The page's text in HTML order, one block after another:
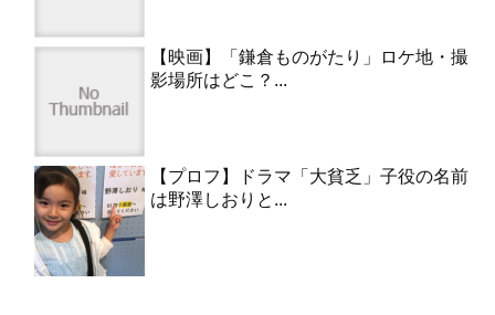
【映画】「鎌倉ものがたり」ロケ地・撮
影場所はどこ？...
【プロフ】ドラマ「大貧乏」子役の名前
は野澤しおりと...